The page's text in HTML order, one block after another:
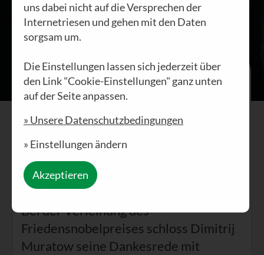
für mutigen „Gebrauch“ der
Meinungsfreiheit.
Am Morgen vom 8. Oktober 2021 rief
er seine Mutter an und sagte: „Mama,
wir haben den Nobelpreis“. Die Mama
antwortete: „это мило“ [eto milo] – auf
Deutsch: „Subba“.
Bei der Verleihung des
Friedensnobelpreises schloss Dimitrij
Muratow seine Dankesrede mit
uns dabei nicht auf die Versprechen der
Internetriesen und gehen mit den Daten
sorgsam um.
Die Einstellungen lassen sich jederzeit über
den Link "Cookie-Einstellungen" ganz unten
auf der Seite anpassen.
» Unsere Datenschutzbedingungen
» Einstellungen ändern
Akzeptieren